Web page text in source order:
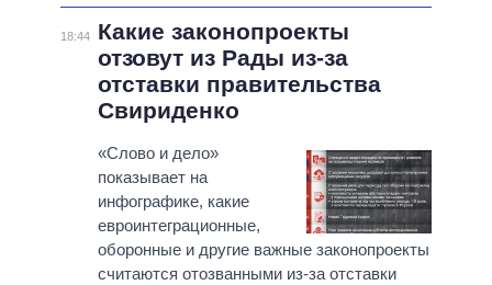
18:44
Какие законопроекты
отзовут из Рады из-за
отставки правительства
Свириденко
«Слово и дело»
показывает на
инфографике, какие
евроинтеграционные,
оборонные и другие важные законопроекты
считаются отозванными из-за отставки